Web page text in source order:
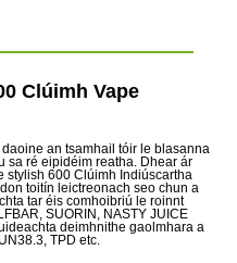
Clúimh Vape
an tsamhail tóir le blasanna
sa ré eipidéim reatha. Dhear ár
stylish 600 Clúimh Indiúscartha
toitín leictreonach seo chun a
tar éis comhoibriú le roinnt
SUORIN, NASTY JUICE
deimhnithe gaolmhara a
TPD etc.